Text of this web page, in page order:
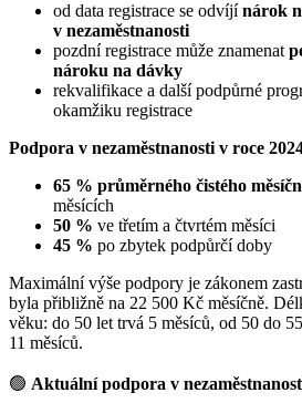
od data registrace se odvíjínárok
v nezaměstnanosti
pozdní registrace může znamenat
nároku na dávky
rekvalifikace a další podpůrné
okamžiku registrace
Podpora v nezaměstnanosti v roce
65 % průměrného čistého
měsících
50 % ve třetím a čtvrtém měsíci
45 % po zbytek podpůrčí doby
Maximální výše podpory je zákonem
byla přibližně na 22 500 Kč měsíčně.
věku: do 50 let trvá 5 měsíců, od 50 do
11 měsíců.
🟢 Aktuální podpora v